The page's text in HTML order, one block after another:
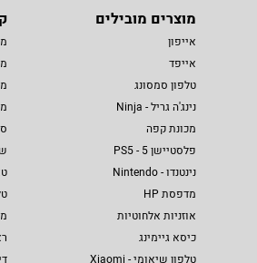
מוצרים מובילים
אייפון
אייפד
טלפון סמסונג
נינג'ה גריל - Ninja
מכונת קפה
פלסטיישן 5 - PS5
נינטנדו - Nintendo
מדפסת HP
אוזניות אלחוטיות
כיסא גיימינג
טלפון שיאומי - Xiaomi